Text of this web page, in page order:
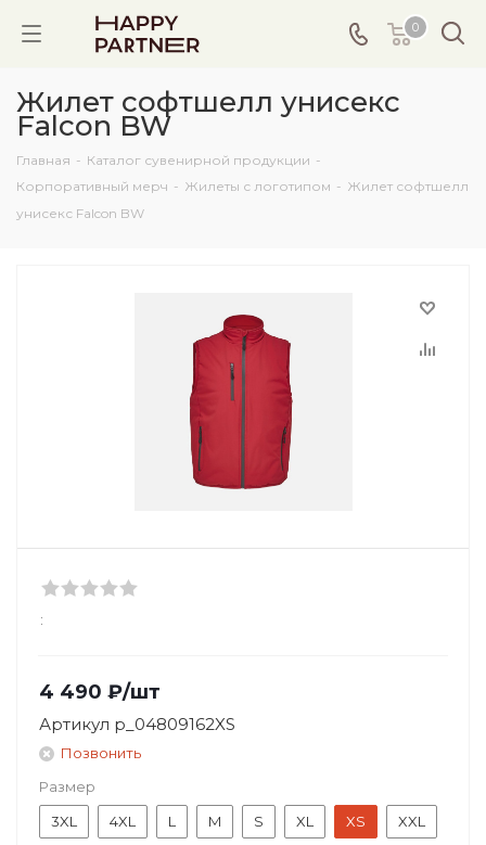
0
Жилет софтшелл унисекс
Falcon BW
Главная - Каталог сувенирной продукции -
Корпоративный мерч - Жилеты с логотипом - Жилет софтшелл
унисекс Falcon BW
:
4 490 ₽/шт
Артикул p_04809162XS
Позвонить
Размер
3XL
4XL L M S XL XS XXL